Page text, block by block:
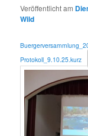
Veröffentlicht am
Wild
Protokoll_9.10.25.kurz